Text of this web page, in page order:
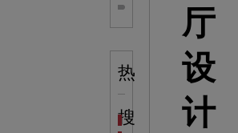
热
搜科学梦成功中标公主岭市
厅
设
计